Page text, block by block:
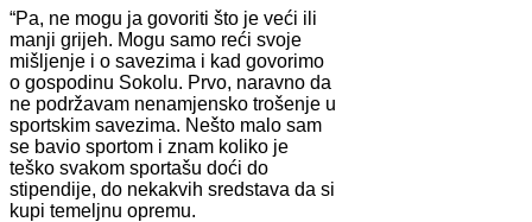
“Pa, ne mogu ja govoriti što je veći ili
manji grijeh. Mogu samo reći svoje
mišljenje i o savezima i kad govorimo
o gospodinu Sokolu. Prvo, naravno da
ne podržavam nenamjensko trošenje u
sportskim savezima. Nešto malo sam
se bavio sportom i znam koliko je
teško svakom sportašu doći do
stipendije, do nekakvih sredstava da si
kupi temeljnu opremu.